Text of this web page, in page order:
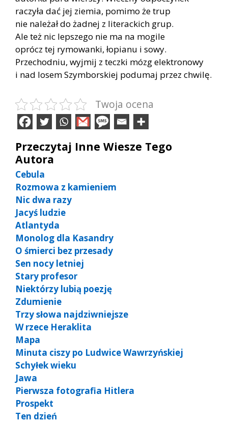
ra­czy­ła dać jej zie­mia, po­mi­mo że trup
nie na­le­żał do żad­nej z li­te­rac­kich grup.
Ale też nic lep­sze­go nie ma na mo­gi­le
oprócz tej ry­mo­wan­ki, ło­pia­nu i sowy.
Prze­chod­niu, wyj­mij z tecz­ki mózg elek­tro­no­wy
i nad lo­sem Szym­bor­skiej po­du­maj przez chwi­lę.
Twoja ocena
Przeczytaj Inne Wiesze Tego
Autora
Cebula
Rozmowa z kamieniem
Nic dwa razy
Jacyś ludzie
Atlantyda
Monolog dla Kasandry
O śmierci bez przesady
Sen nocy letniej
Stary profesor
Niektórzy lubią poezję
Zdumienie
Trzy słowa najdziwniejsze
W rzece Heraklita
Mapa
Minuta ciszy po Ludwice Wawrzyńskiej
Schyłek wieku
Jawa
Pierwsza fotografia Hitlera
Prospekt
Ten dzień